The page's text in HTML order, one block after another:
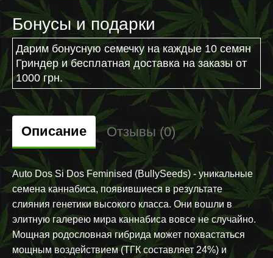
Бонусы и подарки
Дарим бонусную семечку на каждые 10 семян
Гриндер и бесплатная доставка на заказы от
1000 грн.
Описание Отзывы (0)
Auto Dos Si Dos Feminised (BullySeeds) - уникальные
семена каннабиса, появившиеся в результате
слияния генетики высокого класса. Они вошли в
элитную галерею мира каннабиса вовсе не случайно.
Мощная родословная гибрида может похвастаться
мощным воздействием (ТГК составляет 24%) и